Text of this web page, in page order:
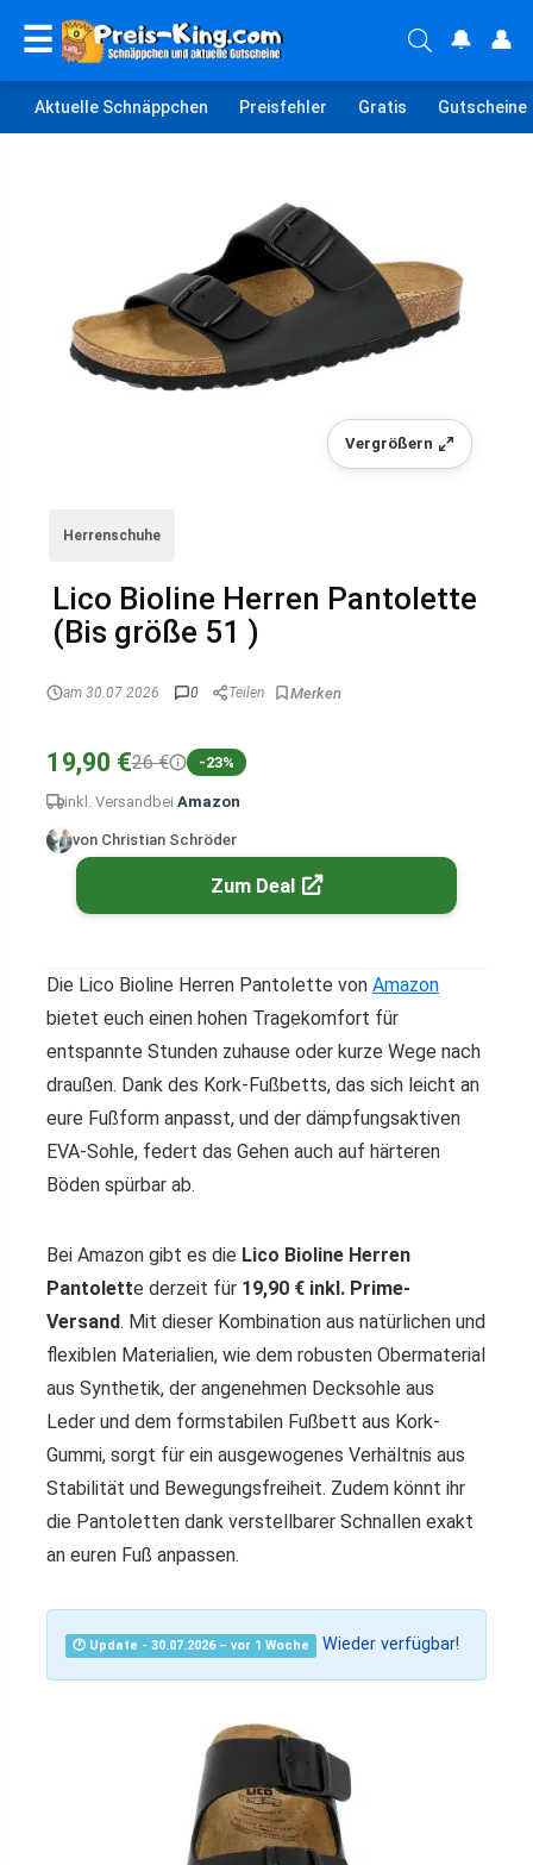
☰ 🔔 👤
Aktuelle Schnäppchen Preisfehler Gratis Gutscheine
Vergrößern
Herrenschuhe
Lico Bioline Herren Pantolette
(Bis größe 51 )
am 30.07.2026 0 Teilen
19,90 €26 € -23%
inkl. Versand bei Amazon
von Christian Schröder
Zum Deal
Die Lico Bioline Herren Pantolette von Amazon
bietet euch einen hohen Tragekomfort für
entspannte Stunden zuhause oder kurze Wege nach
draußen. Dank des Kork-Fußbetts, das sich leicht an
eure Fußform anpasst, und der dämpfungsaktiven
EVA-Sohle, federt das Gehen auch auf härteren
Böden spürbar ab.
Bei Amazon gibt es die Lico Bioline Herren
Pantolette derzeit für 19,90 € inkl. Prime-
Versand. Mit dieser Kombination aus natürlichen und
flexiblen Materialien, wie dem robusten Obermaterial
aus Synthetik, der angenehmen Decksohle aus
Leder und dem formstabilen Fußbett aus Kork-
Gummi, sorgt für ein ausgewogenes Verhältnis aus
Stabilität und Bewegungsfreiheit. Zudem könnt ihr
die Pantoletten dank verstellbarer Schnallen exakt
an euren Fuß anpassen.
🕐 Update - 30.07.2026 – vor 1 Woche Wieder verfügbar!